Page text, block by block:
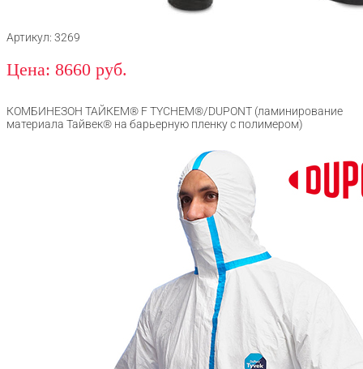
Артикул: 3269
Цена: 8660 руб.
КОМБИНЕЗОН ТАЙКЕМ® F TYCHEM®/DUPONT (ламинирование
материала Тайвек® на барьерную пленку с полимером)